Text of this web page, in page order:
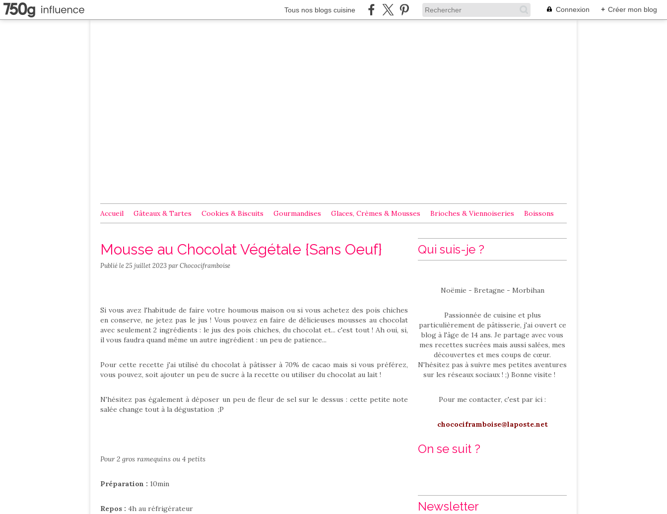
Tous nos blogs cuisine Connexion + Créer mon blog
Accueil Gâteaux & Tartes Cookies & Biscuits Gourmandises Glaces, Crèmes & Mousses Brioches & Viennoiseries Boissons
Mousse au Chocolat Végétale {Sans Oeuf}
Publié le25 juillet 2023par Chocociframboise
Si vous avez l'habitude de faire votre houmous maison ou si vous achetez des pois chiches
en conserve, ne jetez pas le jus ! Vous pouvez en faire de délicieuses mousses au chocolat
avec seulement 2 ingrédients : le jus des pois chiches, du chocolat et... c'est tout ! Ah oui, si,
il vous faudra quand même un autre ingrédient : un peu de patience...
Pour cette recette j'ai utilisé du chocolat à pâtisser à 70% de cacao mais si vous préférez,
vous pouvez, soit ajouter un peu de sucre à la recette ou utiliser du chocolat au lait !
N'hésitez pas également à déposer un peu de fleur de sel sur le dessus : cette petite note
salée change tout à la dégustation ;P
Pour 2 gros ramequins ou 4 petits
Préparation : 10min
Repos : 4h au réfrigérateur
Qui suis-je ?
Noëmie - Bretagne - Morbihan
Passionnée de cuisine et plus
particulièrement de pâtisserie, j'ai ouvert ce
blog à l'âge de 14 ans. Je partage avec vous
mes recettes sucrées mais aussi salées, mes
découvertes et mes coups de cœur.
N'hésitez pas à suivre mes petites aventures
sur les réseaux sociaux ! ;) Bonne visite !
Pour me contacter, c'est par ici :
chocociframboise@laposte.net
On se suit ?
Newsletter